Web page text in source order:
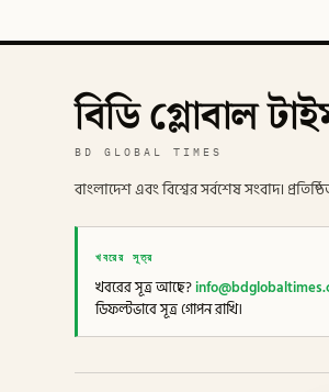
বিডি গ্লোবাল
BD GLOBAL TIMES
বাংলাদেশ এবং বিশ্বের সর্বশেষ সংবাদ।
খবরের সূত্র
খবরের সূত্র আছে?
ডিফল্টভাবে সূত্র গোপন রাখি।